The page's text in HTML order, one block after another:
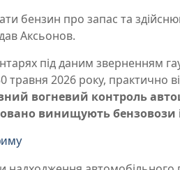
бензин про запас та
Аксьонов.
під даним зверненням
травня 2026 року, практично
вогневий контроль
винищують бензовози